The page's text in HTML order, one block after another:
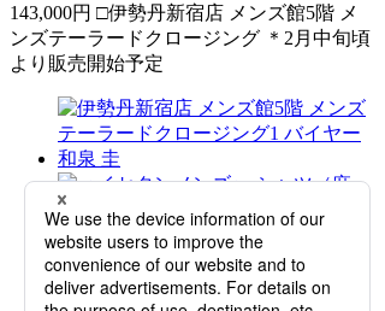
143,000円 □伊勢丹新宿店 メンズ館5階 メ
ンズテーラードクロージング ＊2月中旬頃
より販売開始予定